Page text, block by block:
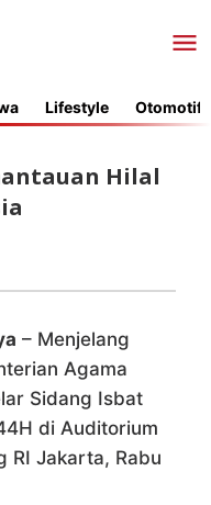
Lifestyle Otomotif
Hilal
– Menjelang
Agama
Sidang Isbat
di Auditorium
RI Jakarta, Rabu